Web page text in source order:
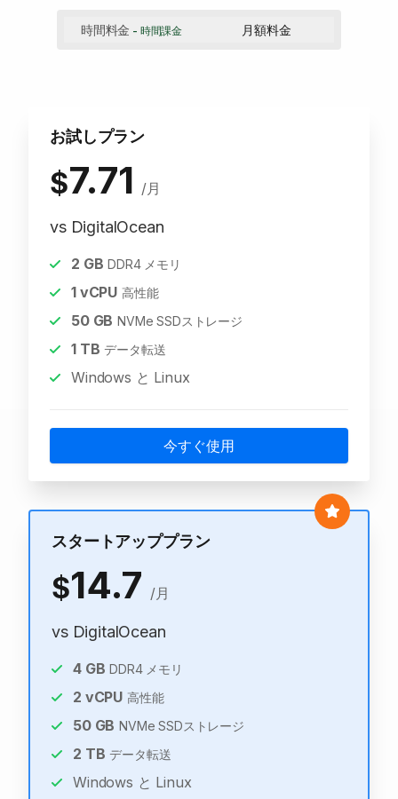
時間料金 - 時間課金 月額料金
お試しプラン
$7.71 /月
vs DigitalOcean
2 GB DDR4 メモリ
1vCPU 高性能
50GB NVMe SSDストレージ
1TB データ転送
Windows と Linux
今すぐ使用
スタートアッププラン
$14.7 /月
vs DigitalOcean
4GB DDR4 メモリ
2 vCPU 高性能
50GB NVMe SSDストレージ
2 TB データ転送
Windows と Linux